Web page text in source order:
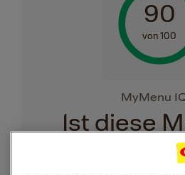
90
von 100
MyMenu
Ist diese